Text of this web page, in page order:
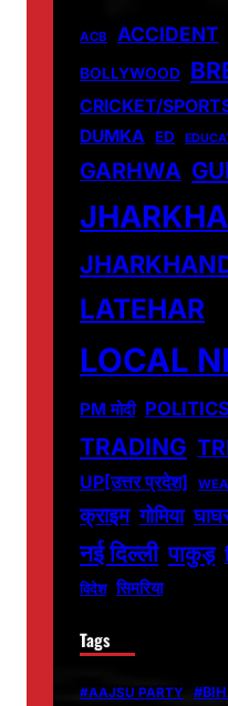
ACB ACCIDENT
BOLLYWOOD
CRICKET/
DUMKA ED
GARHWA
LATEHAR
LOCAL
PM मोदी
TRADING
UP[उत्तर प्रदेश]
क्राइम गोमिया
नई दिल्ली पाकुड़
विदेश सिमरिया
Tags
#AAJSU PARTY